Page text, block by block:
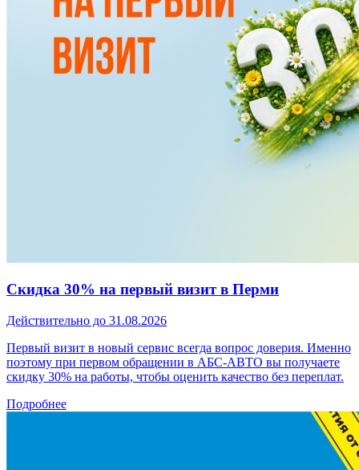
Скидка 30% на первый визит в Перми
Действительно до 31.08.2026
Первый визит в новый сервис всегда вопрос доверия. Именно
поэтому при первом обращении в АБС-АВТО вы получаете
скидку 30% на работы, чтобы оценить качество без переплат.
Подробнее